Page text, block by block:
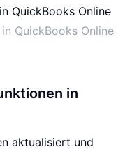
QuickBooks Online
in
aktualisiert und